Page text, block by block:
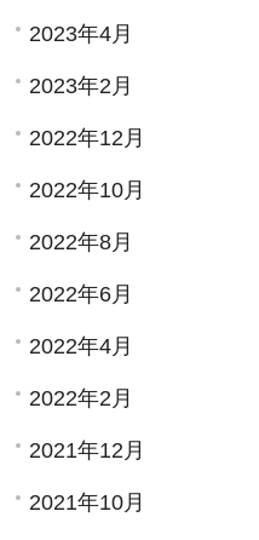
2023年4月
2023年2月
2022年12月
2022年10月
2022年8月
2022年6月
2022年4月
2022年2月
2021年12月
2021年10月